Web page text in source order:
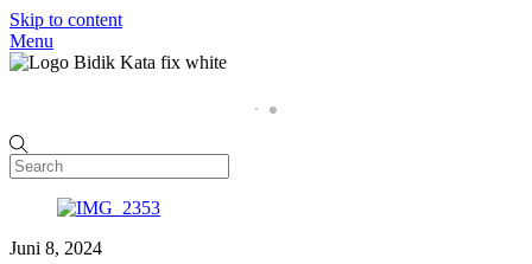
Skip to content
Menu
Juni 8, 2024